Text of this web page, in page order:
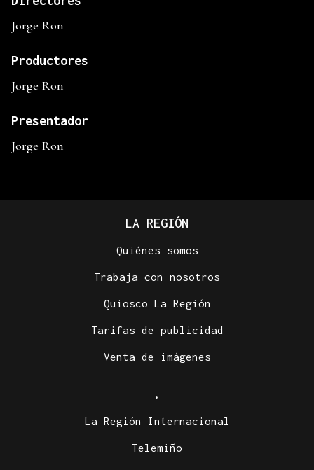
Jorge Ron
Productores
Jorge Ron
Presentador
Jorge Ron
LA REGIÓN
Quiénes somos
Trabaja con nosotros
Quiosco La Región
Tarifas de publicidad
Venta de imágenes
.
La Región Internacional
Telemiño